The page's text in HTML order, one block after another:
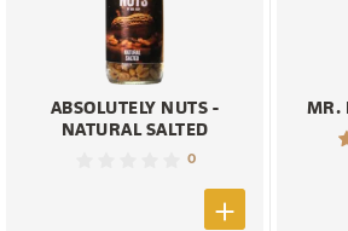
ABSOLUTELY NUTS -
NATURAL SALTED
0
MR.